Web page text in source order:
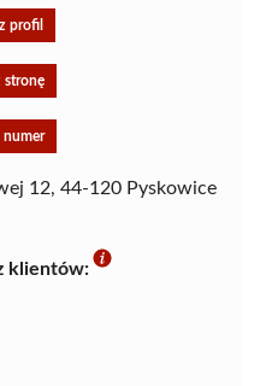
profil
stronę
numer
12, 44-120 Pyskowice
klientów: